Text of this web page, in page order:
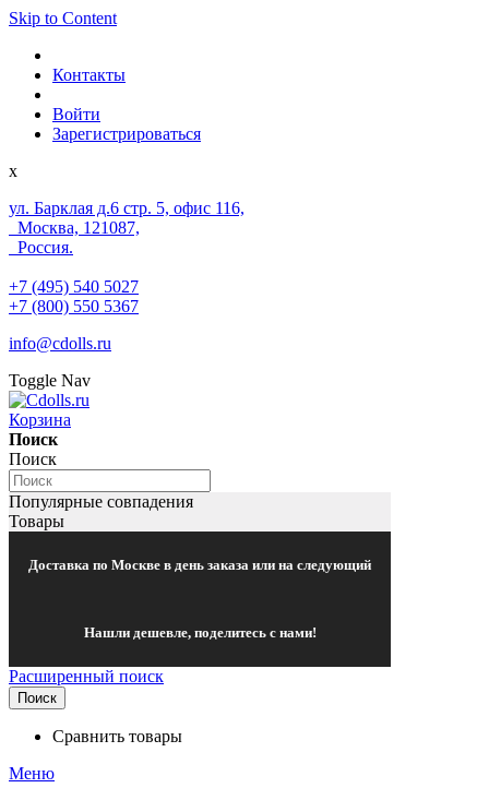
Skip to Content
Контакты
Войти
Зарегистрироваться
x
ул. Барклая д.6 стр. 5, офис 116,
Москва, 121087,
Россия.
+7 (495) 540 5027
+7 (800) 550 5367
info@cdolls.ru
Toggle Nav
Корзина
Поиск
Поиск
Популярные совпадения
Товары
Доставка по Москве в день заказа или на следующий
Нашли дешевле, поделитесь с нами!
Расширенный поиск
Поиск
Сравнить товары
Меню